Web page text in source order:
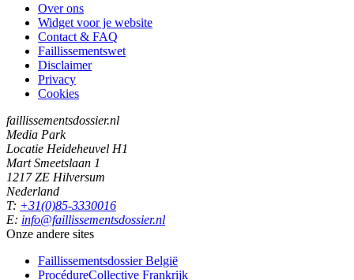
Over ons
Widget voor je website
Contact & FAQ
Faillissementswet
Disclaimer
Privacy
Cookies
faillissementsdossier.nl
Media Park
Locatie Heideheuvel H1
Mart Smeetslaan 1
1217 ZE Hilversum
Nederland
T: +31(0)85-3330016
E: info@faillissementsdossier.nl
Onze andere sites
Faillissementsdossier België
ProcédureCollective Frankrijk